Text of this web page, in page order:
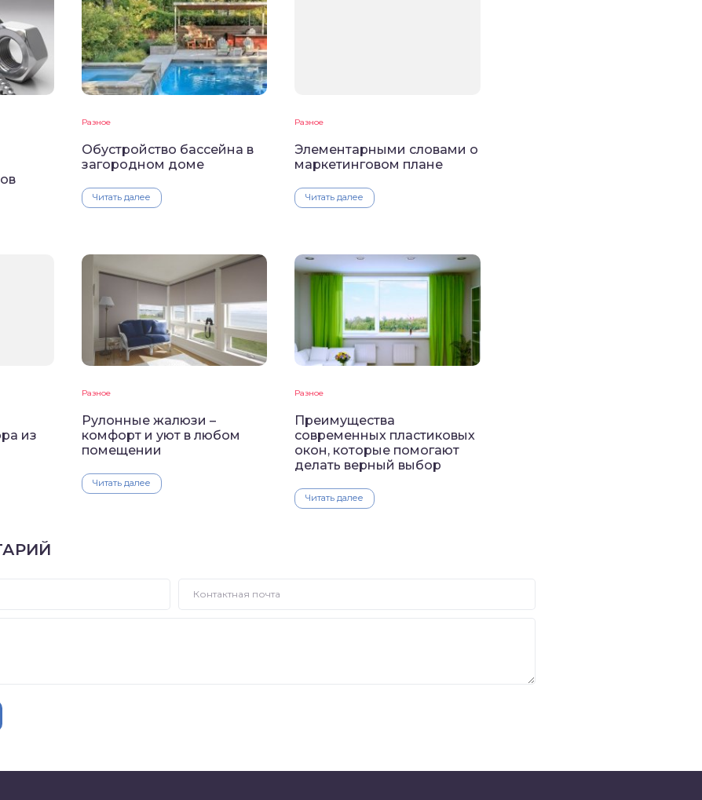
Разное
Обустройство бассейна в
загородном доме
Читать далее
Разное
Элементарными словами о
маркетинговом плане
Читать далее
из
Разное
Рулонные жалюзи –
комфорт и уют в любом
помещении
Читать далее
Разное
Преимущества
современных пластиковых
окон, которые помогают
делать верный выбор
Читать далее